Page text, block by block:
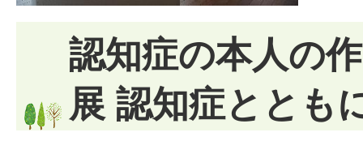
認知症の本人の
展 認知症ととも